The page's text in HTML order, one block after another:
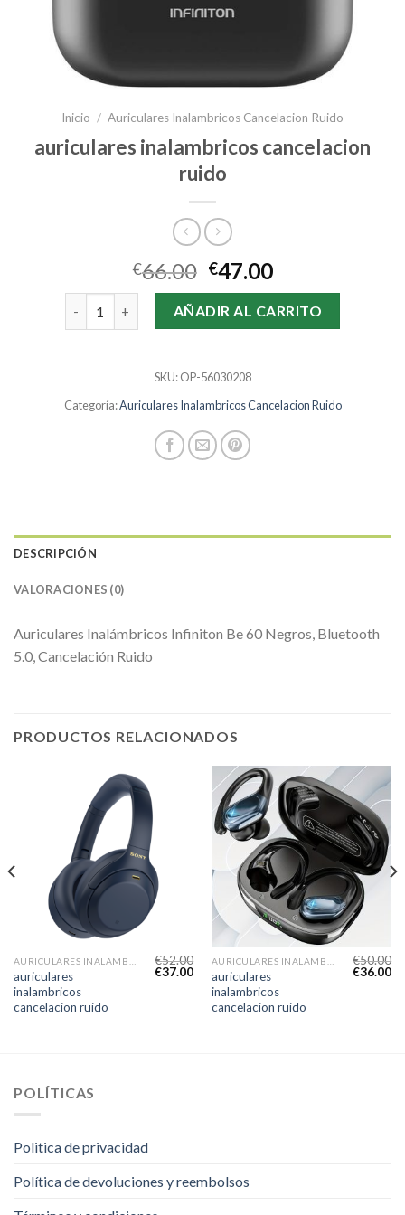
Inicio / Auriculares Inalambricos Cancelacion Ruido
auriculares inalambricos cancelacion
ruido
€66.00 €47.00
auriculares inalambricos cancelacion ruido cantidad
AÑADIR AL CARRITO
SKU:OP-56030208
Categoría:Auriculares Inalambricos Cancelacion Ruido
DESCRIPCIÓN
VALORACIONES (0)
Auriculares Inalámbricos Infiniton Be 60 Negros, Bluetooth
5.0, Cancelación Ruido
PRODUCTOS RELACIONADOS
auriculares
inalambricos
cancelacion ruido
€52.00
€37.00
auriculares
inalambricos
cancelacion ruido
€50.00
€36.00
POLÍTICAS
Politica de privacidad
Política de devoluciones y reembolsos